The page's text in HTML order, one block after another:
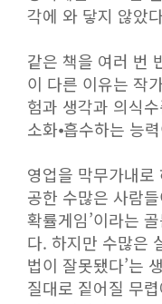
각에 와 닿지 않았
같은 책을 여러 번
이 다른 이유는 작
험과 생각과 의식
소화⦁흡수하는 능
영업을 막무가내로
공한 수많은 사람
확률게임’이라는
다. 하지만 수많은
법이 잘못됐다’는
질대로 짙어질 무